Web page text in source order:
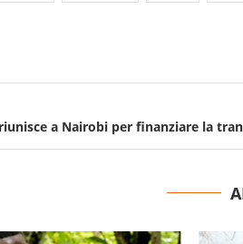
a Nairobi per finanziare la